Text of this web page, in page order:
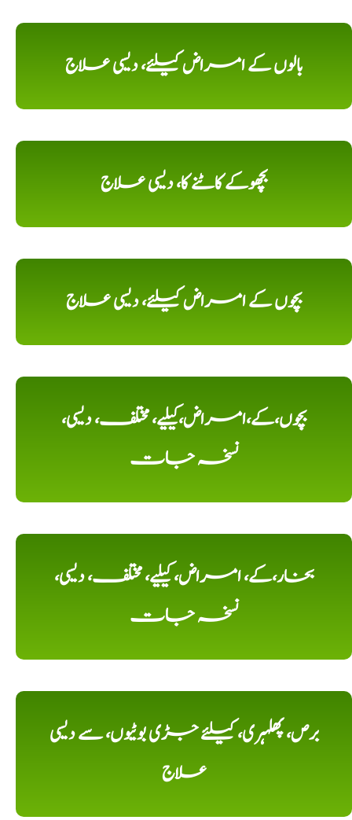
بالوں کے امراض کیلئے، دیسی علاج
بچھوکے کاٹنے کا، دیسی علاج
بچوں کے امراض کیلئے، دیسی علاج
بچوں،کے،امراض،کیلیے، مختلف، دیسی،
نسخہ جات
بخار،کے، امراض، کیلیے، مختلف، دیسی،
نسخہ جات
برص، پھلہری، کیلئے جڑی بوٹیوں، سے دیسی
علاج